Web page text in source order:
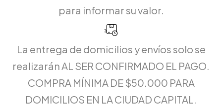
para informar su valor.
La entrega de domicilios y envíos solo se
realizarán AL SER CONFIRMADO EL PAGO.
COMPRA MÍNIMA DE $50.000 PARA
DOMICILIOS EN LA CIUDAD CAPITAL.